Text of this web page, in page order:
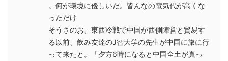
。何が環境に優しいだ。皆んなの電気代が高くな
っただけ
そうさのお、東西冷戦で中国が西側陣営と貿易す
る以前、飲み友達のJ智大学の先生が中国に旅に行
って来たと。「夕方6時になると中国全土が真っ